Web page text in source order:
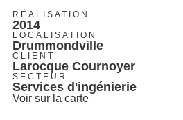
RÉALISATION
2014
LOCALISATION
Drummondville
CLIENT
Larocque Cournoyer
SECTEUR
Services d'ingénierie
Voir sur la carte